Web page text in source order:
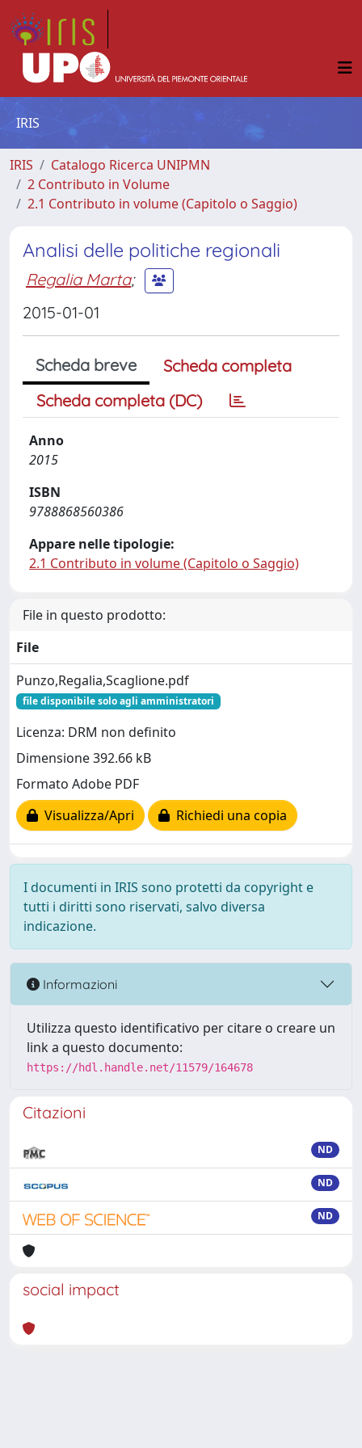
IRIS
IRIS
Catalogo Ricerca UNIPMN
2 Contributo in Volume
2.1 Contributo in volume (Capitolo o Saggio)
Analisi delle politiche regionali
Regalia Marta;
2015-01-01
Scheda breve
Scheda completa
Scheda completa (DC)
Anno
2015
ISBN
9788868560386
Appare nelle tipologie:
2.1 Contributo in volume (Capitolo o Saggio)
File in questo prodotto:
File
Punzo,Regalia,Scaglione.pdf
file disponibile solo agli amministratori
Licenza: DRM non definito
Dimensione 392.66 kB
Formato Adobe PDF
Visualizza/Apri
Richiedi una copia
I documenti in IRIS sono protetti da copyright e
tutti i diritti sono riservati, salvo diversa
indicazione.
Informazioni
Utilizza questo identificativo per citare o creare un
link a questo documento:
https://hdl.handle.net/11579/164678
Citazioni
ND
ND
ND
social impact